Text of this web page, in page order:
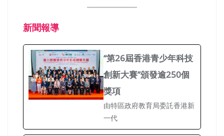
新聞報導
“第26屆香港青少年科技
創新大賽”頒發逾250個
獎項
由特區政府教育局委託香港新
一代